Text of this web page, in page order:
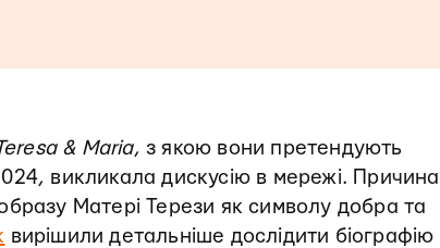
& Maria, з якою вони претендують
викликала дискусію в мережі.
Матері Терези як символу добра та
вирішили детальніше дослідити біографію